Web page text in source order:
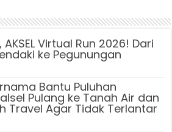
Virtual Run 2026! Dari
ke Pegunungan
Bantu Puluhan
Pulang ke Tanah Air dan
Travel Agar Tidak Terlantar